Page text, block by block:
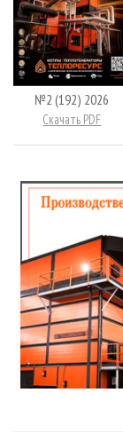
№2 (192) 2026
Скачать PDF